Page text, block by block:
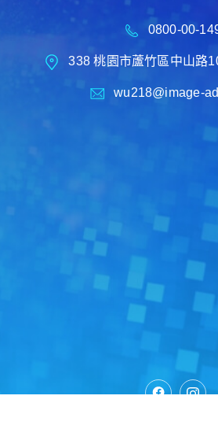
0800-00-
338 桃園市蘆竹區中山路
wu218@image-